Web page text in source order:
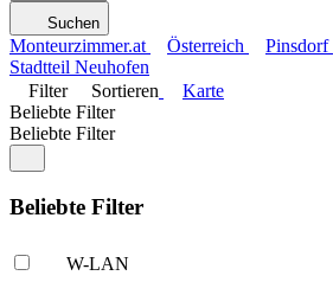
Suchen
Monteurzimmer.at Österreich Pinsdorf
Stadtteil Neuhofen
Filter
Sortieren
Karte
Beliebte Filter
Beliebte Filter
Beliebte Filter
W-LAN